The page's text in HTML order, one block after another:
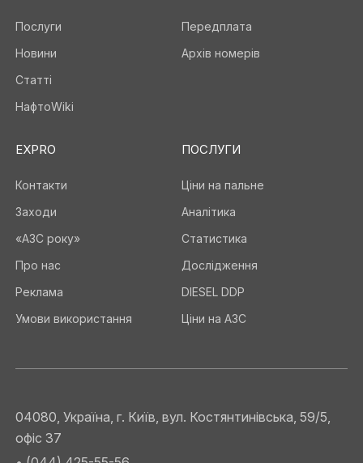
Послуги
Новини
Статті
НафтоWiki
Передплата
Архів номерів
EXPRO
Контакти
Заходи
«АЗС року»
Про нас
Реклама
Умови використання
ПОСЛУГИ
Ціни на пальне
Аналітика
Статистика
Дослідження
DIESEL DDP
Ціни на АЗС
04080, Україна, г. Київ, вул. Костянтинівська, 59/5,
офіс 37